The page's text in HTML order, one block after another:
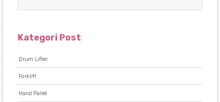
Kategori Post
Drum Lifter
Forklift
Hand Pallet